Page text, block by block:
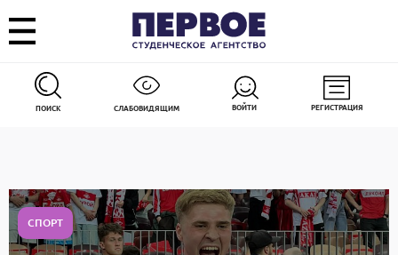
ПОИСК СЛАБОВИДЯЩИМ ВОЙТИ РЕГИСТРАЦИЯ
СПОРТ